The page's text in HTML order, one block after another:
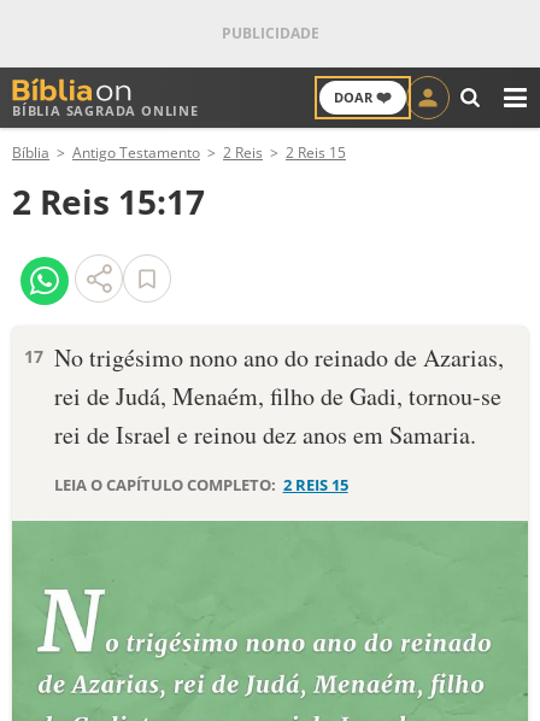
BÍBLIA SAGRADA ONLINE
DOAR ❤️
ANTIGO TESTAMENTO
NOVO TESTAMENTO
VERSÍCULOS
PALAVRA DO DIA
DEVOCIONAL DIÁRIO
10 MANDAMENTOS
ESTUDOS BÍBLICOS
Bíblia Antigo Testamento 2 Reis 2 Reis 15
2 Reis 15:17
17 No trigésimo nono ano do reinado de Azarias,
rei de Judá, Menaém, filho de Gadi, tornou-se
rei de Israel e reinou dez anos em Samaria.
LEIA O CAPÍTULO COMPLETO: 2 REIS 15